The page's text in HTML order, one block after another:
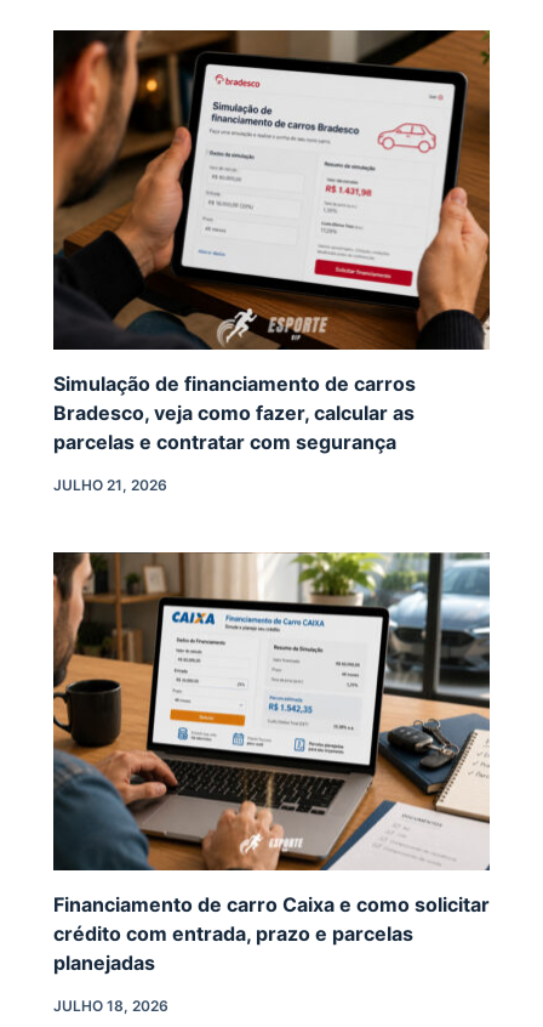
Simulação de financiamento de carros
Bradesco, veja como fazer, calcular as
parcelas e contratar com segurança
JULHO 21, 2026
Financiamento de carro Caixa e como solicitar
crédito com entrada, prazo e parcelas
planejadas
JULHO 18, 2026